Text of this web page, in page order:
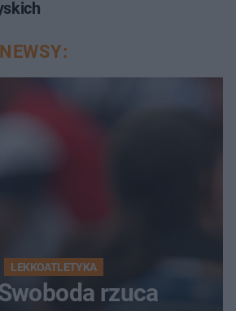
LEKKOATLETYKA
rzuca